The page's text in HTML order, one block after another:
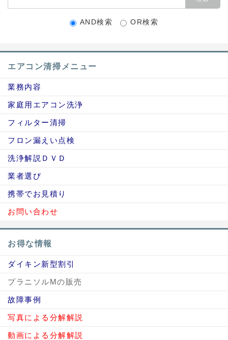
AND検索 OR検索
エアコン清掃メニュー
業務内容
家庭用エアコン洗浄
フィルター清掃
フロン漏えい点検
洗浄解説ＤＶＤ
業者選び
携帯でお見積り
お問い合わせ
お得な情報
ダイキン新型割引
プラニソルMの販売
故障事例
写真による分解解説
動画による分解解説